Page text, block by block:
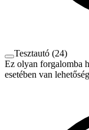
Tesztautó (24)
Ez olyan forgalomba
esetében van